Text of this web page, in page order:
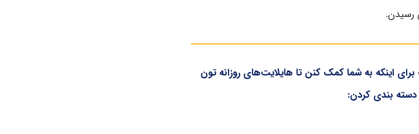
رسیدن.
اینکه به شما کمک کنن تا هایلایت‌های روزانه تون
بندی کردن:‌